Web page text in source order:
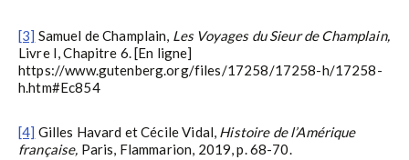
[3] Samuel de Champlain, Les Voyages du Sieur de Champlain,
Livre I, Chapitre 6. [En ligne]
https://www.gutenberg.org/files/17258/17258-h/17258-
h.htm#Ec854
[4] Gilles Havard et Cécile Vidal, Histoire de l’Amérique
française, Paris, Flammarion, 2019, p. 68-70.